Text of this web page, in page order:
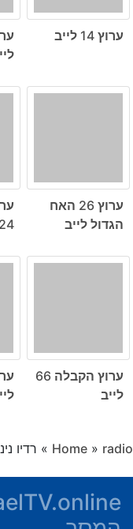
ערוץ 14 לייב
ערוץ 26 האח
הגדול לייב
24 לייב
ערוץ הקבלה 66
לייב
Home » radio
» רדיו